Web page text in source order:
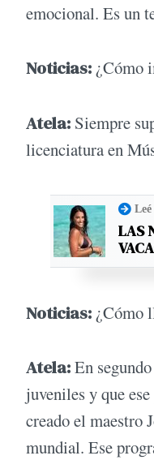
emocional. Es un
Noticias: ¿Cómo
Atela: Siempre
licenciatura en
LAS
Noticias: ¿Cómo
Atela:En
juveniles y que
creado el maestro
mundial. Ese